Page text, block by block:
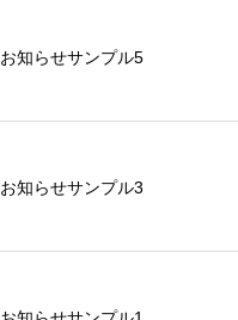
お知らせサンプル5
お知らせサンプル3